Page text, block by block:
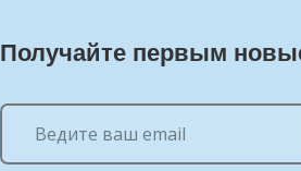
Получайте первым